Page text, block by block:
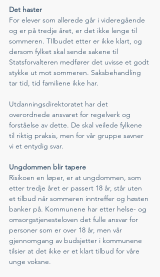
Det haster
For elever som allerede går i videregående
og er på tredje året, er det ikke lenge til
sommeren. TIlbudet etter er ikke klart, og
dersom fylket skal sende sakene til
Statsforvalteren medfører det uvisse et godt
stykke ut mot sommeren. Saksbehandling
tar tid, tid familiene ikke har.
Utdanningsdirektoratet har det
overordnede ansvaret for regelverk og
forståelse av dette. De skal veilede fylkene
til riktig praksis, men for vår gruppe savner
vi et entydig svar.
Ungdommen blir tapere
Risikoen en løper, er at ungdommen, som
etter tredje året er passert 18 år, står uten
et tilbud når sommeren inntreffer og høsten
banker på. Kommunene har etter helse- og
omsorgstjenesteloven det fulle ansvar for
personer som er over 18 år, men vår
gjennomgang av budsjetter i kommunene
tilsier at det ikke er et klart tilbud for våre
unge voksne.